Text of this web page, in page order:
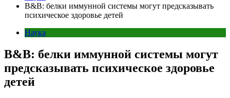
B&B: белки иммунной системы могут предсказывать
психическое здоровье детей
Наука
B&B: белки иммунной системы могут
предсказывать психическое здоровье
детей